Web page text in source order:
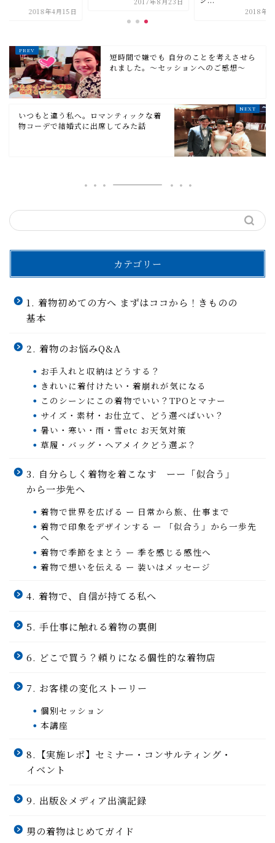
2018年4月15日 2018年1
短時間で嫌でも 自分のことを考えさせら
れました。〜セッションへのご感想〜
いつもと違う私へ。ロマンティックな着
物コーデで結婚式に出席してみた話
カテゴリー
1. 着物初めての方へ まずはココから！きものの
基本
2. 着物のお悩みQ&A
お手入れと収納はどうする？
きれいに着付けたい・着崩れが気になる
このシーンにこの着物でいい？TPOとマナー
サイズ・素材・お仕立て、どう選べばいい？
暑い・寒い・雨・雪etc お天気対策
草履・バッグ・ヘアメイクどう選ぶ？
3. 自分らしく着物を着こなす ーー「似合う」
から一歩先へ
着物で世界を広げる ー 日常から旅、仕事まで
着物で印象をデザインする ー 「似合う」から一歩先
へ
着物で季節をまとう ー 季を感じる感性へ
着物で想いを伝える ー 装いはメッセージ
4. 着物で、自信が持てる私へ
5. 手仕事に触れる着物の裏側
6. どこで買う？頼りになる個性的な着物店
7. お客様の変化ストーリー
個別セッション
本講座
8.【実施レポ】セミナー・コンサルティング・
イベント
9. 出版＆メディア出演記録
男の着物はじめてガイド